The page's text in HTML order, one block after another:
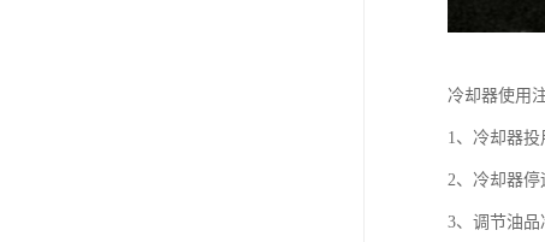
冷却器使用
1、冷却器
2、冷却器停
3、调节油